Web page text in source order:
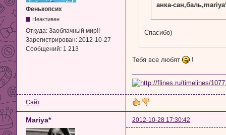
Фенькопсих
Неактивен
Откуда: Заоблачный мир!!
Зарегистрирован: 2012-10-27
Сообщений: 1 213
анка-
Спасибо)
Тебя все любят !
Сайт
Mariya* 2012-10-28 17:30:42